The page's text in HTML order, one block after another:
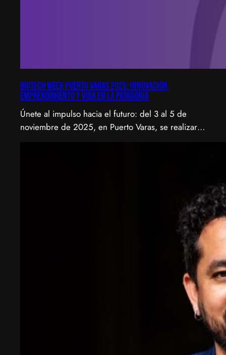
Biotech Week Puerto Varas 2025: Innovación,
emprendimiento y vida en la Patagonia
Únete al impulso hacia el futuro: del 3 al 5 de
noviembre de 2025, en Puerto Varas, se realizará